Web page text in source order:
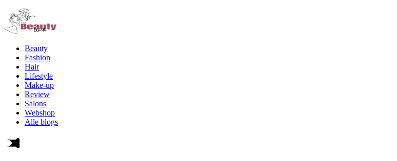
Beauty
Fashion
Hair
Lifestyle
Make-up
Review
Salons
Webshop
Alle blogs